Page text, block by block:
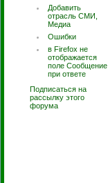
Добавить
отрасль СМИ,
Медиа
Ошибки
в Firefox не
отображается
поле Сообщение
при ответе
Подписаться на
рассылку этого
форума